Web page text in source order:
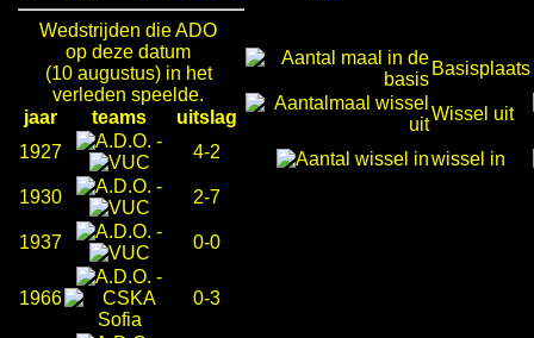
Wedstrijden die ADO
op deze datum
(10 augustus) in het
verleden speelde.
jaar
teams
uitslag
1927
-
4-2
1930
-
2-7
1937
-
0-0
1966
-
0-3
Basisplaats
Wissel uit
wissel in